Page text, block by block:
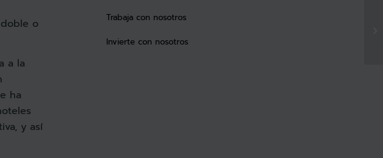
o
a la
ha
y así
Trabaja con nosotros
Invierte con nosotros